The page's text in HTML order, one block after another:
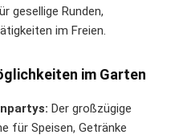
gesellige Runden,
im Freien.
im Garten
Der großzügige
für Speisen, Getränke